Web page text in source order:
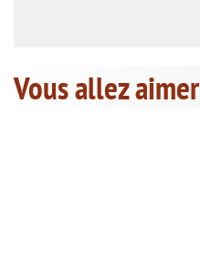
Vous allez aimer